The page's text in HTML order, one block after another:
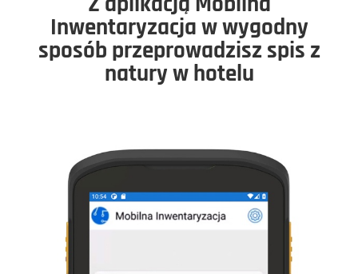
Inwentaryzacja w wygodny
sposób przeprowadzisz spis z
natury w hotelu